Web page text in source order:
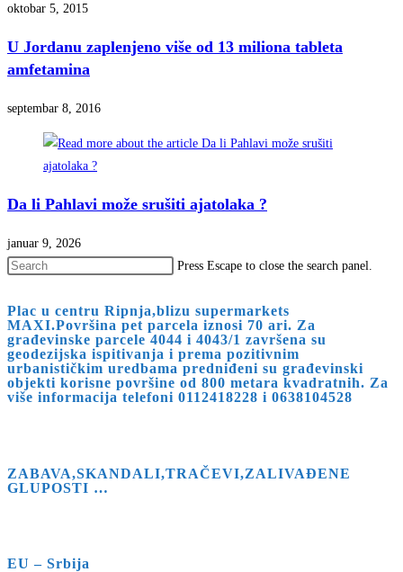
oktobar 5, 2015
U Jordanu zaplenjeno više od 13 miliona tableta
amfetamina
septembar 8, 2016
Da li Pahlavi može srušiti ajatolaka ?
januar 9, 2026
Press Escape to close the search panel.
Plac u centru Ripnja,blizu supermarkets
MAXI.Površina pet parcela iznosi 70 ari. Za
građevinske parcele 4044 i 4043/1 završena su
geodezijska ispitivanja i prema pozitivnim
urbanističkim uredbama predniđeni su građevinski
objekti korisne površine od 800 metara kvadratnih. Za
više informacija telefoni 0112418228 i 0638104528
ZABAVA,SKANDALI,TRAČEVI,ZALIVAĐENE
GLUPOSTI …
EU – Srbija